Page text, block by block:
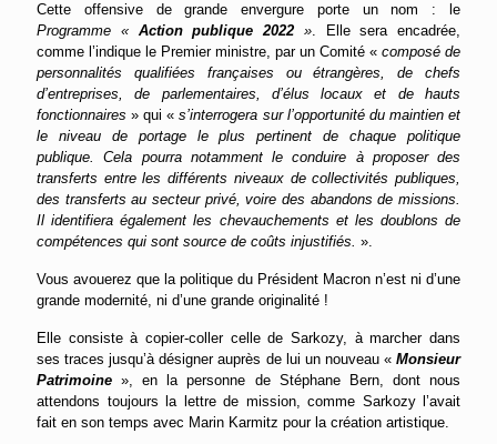
Cette offensive de grande envergure porte un nom : le
Programme « Action publique 2022 ». Elle sera encadrée,
comme l’indique le Premier ministre, par un Comité « composé de
personnalités qualifiées françaises ou étrangères, de chefs
d’entreprises, de parlementaires, d’élus locaux et de hauts
fonctionnaires » qui «s’interrogera sur l’opportunité du maintien et
le niveau de portage le plus pertinent de chaque politique
publique. Cela pourra notamment le conduire à proposer des
transferts entre les différents niveaux de collectivités publiques,
des transferts au secteur privé, voire des abandons de missions.
Il identifiera également les chevauchements et les doublons de
compétences qui sont source de coûts injustifiés. ».
Vous avouerez que la politique du Président Macron n’est ni d’une
grande modernité, ni d’une grande originalité !
Elle consiste à copier-coller celle de Sarkozy, à marcher dans
ses traces jusqu’à désigner auprès de lui un nouveau « Monsieur
Patrimoine », en la personne de Stéphane Bern, dont nous
attendons toujours la lettre de mission, comme Sarkozy l’avait
fait en son temps avec Marin Karmitz pour la création artistique.